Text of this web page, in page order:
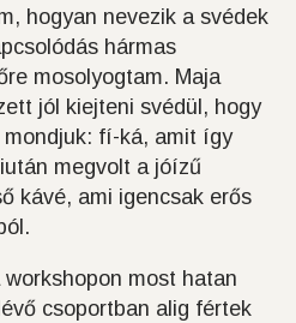
hogyan nevezik a svédek
hármas
mosolyogtam. Maja
jól kiejteni svédül, hogy
fí-ká, amit így
megvolt a jóízű
kávé, ami igencsak erős
most hatan
csoportban alig fértek